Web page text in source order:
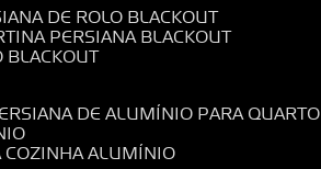
DE ROLO BLACKOUT
PERSIANA BLACKOUT
BLACKOUT
PERSIANA DE ALUMÍNIO PARA QUARTO
COZINHA ALUMÍNIO